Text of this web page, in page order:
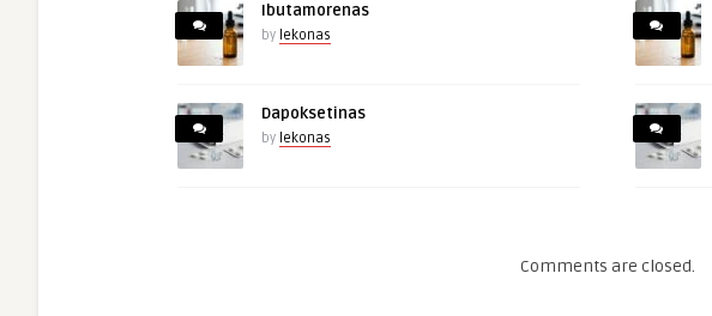
Ibutamorenas
by lekonas
Dapoksetinas
by lekonas
Comments are closed.